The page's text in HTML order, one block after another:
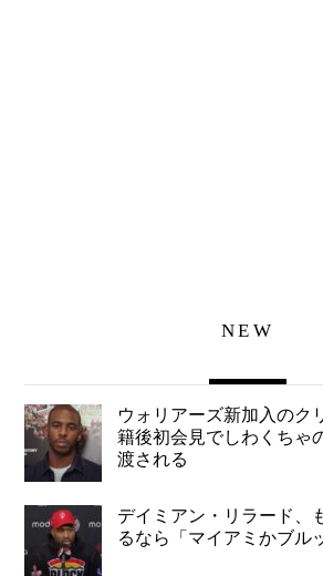
NEW
ウォリアーズ新加入のク
籍後初会見でしわくちゃ
渡される
デイミアン・リラード、
るなら「マイアミかブル